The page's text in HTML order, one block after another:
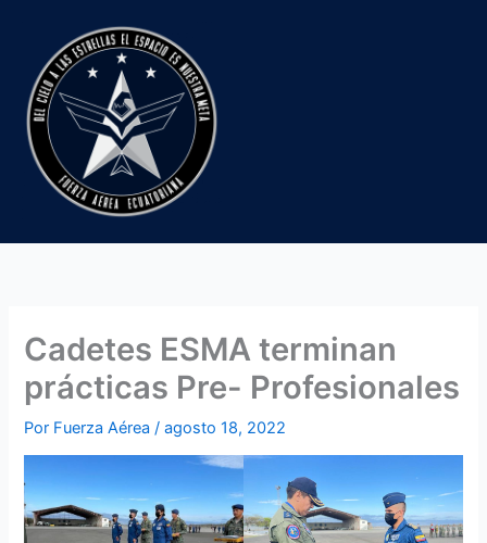
contenido
Cadetes ESMA terminan
prácticas Pre- Profesionales
Por Fuerza Aérea/agosto 18, 2022